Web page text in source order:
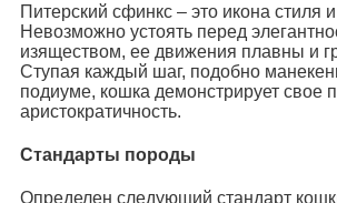
Питерский сфинкс – это икона стиля
Невозможно устоять перед
изяществом, ее движения плавны и
Ступая каждый шаг, подобно
подиуме, кошка демонстрирует свое
аристократичность.
Стандарты породы
Определен следующий стандарт